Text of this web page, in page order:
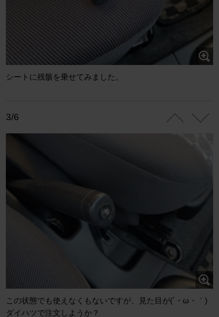
シートに残骸を乗せてみました。
3/6
この状態でも使えなくもないですが、見た目が(´・ω・｀)
ダイハツで注文しようか？